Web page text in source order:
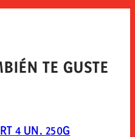
TE GUSTE
4 UN. 250G